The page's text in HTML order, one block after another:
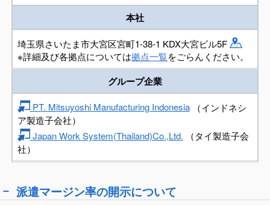
本社
埼玉県さいたま市大宮区宮町1-38-1 KDX大宮ビル5F
※詳細及び各拠点については拠点一覧をごらんください。
グループ企業
PT. Mitsuyoshi Manufacturing Indonesia（インドネシ
ア製造子会社）
Japan Work System(Thailand)Co.,Ltd. （タイ製造子会
社）
派遣マージン率の開示について